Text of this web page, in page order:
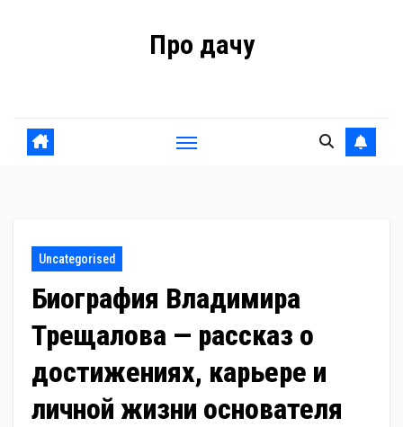
Про дачу
Uncategorised
Биография Владимира
Трещалова — рассказ о
достижениях, карьере и
личной жизни основателя